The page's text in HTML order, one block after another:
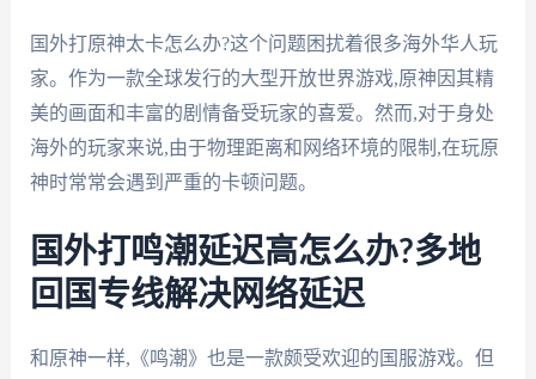
国外打原神太卡怎么办?这个问题困扰着很多海外华人玩
家。作为一款全球发行的大型开放世界游戏,原神因其精
美的画面和丰富的剧情备受玩家的喜爱。然而,对于身处
海外的玩家来说,由于物理距离和网络环境的限制,在玩原
神时常常会遇到严重的卡顿问题。
国外打鸣潮延迟高怎么办?多地
回国专线解决网络延迟
和原神一样,《鸣潮》也是一款颇受欢迎的国服游戏。但